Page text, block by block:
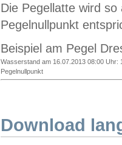
Die Pegellatte wird
Pegelnullpunkt
Beispiel am Pegel
Wasserstand am 16.07.2013 08:00 Uhr:
Pegelnullpunkt
Download